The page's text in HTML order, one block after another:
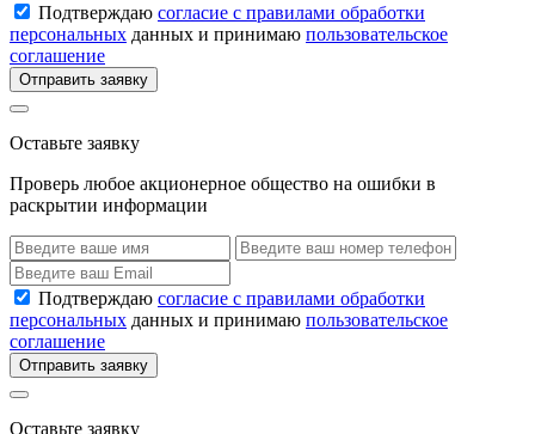
Подтверждаю согласие с правилами обработки
персональных данных и принимаю пользовательское
соглашение
Отправить заявку
Оставьте заявку
Проверь любое акционерное общество на ошибки в
раскрытии информации
Подтверждаю согласие с правилами обработки
персональных данных и принимаю пользовательское
соглашение
Отправить заявку
Оставьте заявку